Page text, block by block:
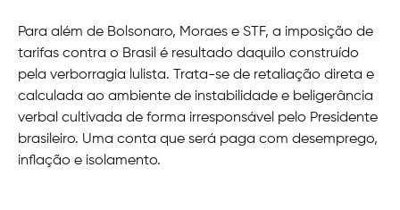
Para além de Bolsonaro, Moraes e STF, a imposição de
tarifas contra o Brasil é resultado daquilo construído
pela verborragia lulista. Trata-se de retaliação direta e
calculada ao ambiente de instabilidade e beligerância
verbal cultivada de forma irresponsável pelo Presidente
brasileiro. Uma conta que será paga com desemprego,
inflação e isolamento.